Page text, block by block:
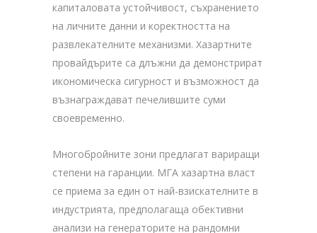
капиталовата устойчивост, съхранението
на личните данни и коректността на
развлекателните механизми. Хазартните
провайдърите са длъжни да демонстрират
икономическа сигурност и възможност да
възнаграждават печелившите суми
своевременно.
Многобройните зони предлагат вариращи
степени на гаранции. МГА хазартна власт
се приема за един от най-взискателните в
индустрията, предполагаща обективни
анализи на генераторите на рандомни